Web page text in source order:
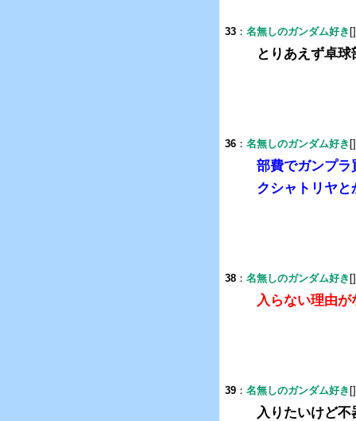
33 ： 名無しのガンダム好き
とりあえず卓
36 ： 名無しのガンダム好き
部費でガンプラ
クシャトリヤ
38 ： 名無しのガンダム好き
入らない理由が
39 ： 名無しのガンダム好き
入りたいけど